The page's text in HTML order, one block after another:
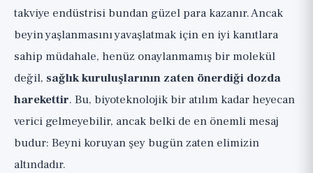
takviye endüstrisi bundan güzel para kazanır. Ancak
beyin yaşlanmasını yavaşlatmak için en iyi kanıtlara
sahip müdahale, henüz onaylanmamış bir molekül
değil, sağlık kuruluşlarının zaten önerdiği dozda
harekettir. Bu, biyoteknolojik bir atılım kadar heyecan
verici gelmeyebilir, ancak belki de en önemli mesaj
budur: Beyni koruyan şey bugün zaten elimizin
altındadır.